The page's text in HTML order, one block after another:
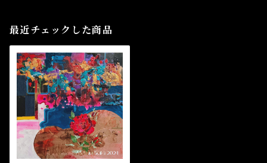
最近チェックした商品